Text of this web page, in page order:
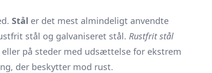
Stål er det mest almindeligt anvendte
stål og galvaniseret stål. Rustfrit stål
på steder med udsættelse for ekstrem
der beskytter mod rust.